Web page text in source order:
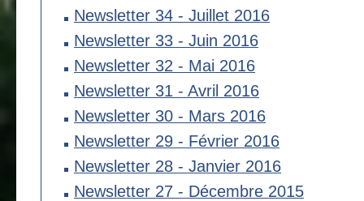
Newsletter 34 - Juillet 2016
Newsletter 33 - Juin 2016
Newsletter 32 - Mai 2016
Newsletter 31 - Avril 2016
Newsletter 30 - Mars 2016
Newsletter 29 - Février 2016
Newsletter 28 - Janvier 2016
Newsletter 27 - Décembre 2015